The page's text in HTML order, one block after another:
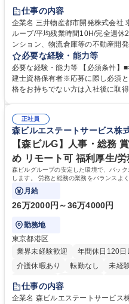
在宅OK
賞与あり
駅近5分以内
土日祝休み 寮
仕事の内容
企業名 三井物産都市開発株式会社 求人名 【営業事務】業務職/三井物産グ
ループ/平均残業時間10H/完全週休2日 仕事の内容 オフィスビル、
ンション、物流倉庫等の不動産開
貸運営、売却、仲介・活用提案等
いただきます。 【詳細】・契約書管理、契約書製本、捺印対応、ファイリ
ング、登記簿取得、調書取得・支
求・支払データ登録、取引先マス
の他に担当頂く業務が発生する場合があります。 募
業務職/三井物産グループ/平均残業
必要な経験・能力等
必要な経験・能力等 【必須条件】
建士資格保有者※応募に際し必須
格をお持ちでない方は入社後に取
ション力がある方。 ・チャレンジ
方。多様な関係者と謙虚に信頼関
ール管理が出来る方。※将来的に
へのジョブローテーションの可能性があります。
院 大学 語学力： 資格：宅地建物取
正社員
森ビルエステートサービス株
【森ビルG】人事・総務
め リモート可 福利厚生/
森ビルグループの安定した環境で、バッ
します。 労務と総務の業務をバランスよ
にも挑戦できる、やりがいある環境です。
月給
26万2000円～36万4000円
勤務地
東京都港区
業界未経験歓迎
年間休日120日
介護休暇あり
転勤なし 未経
経験者歓迎
完全週休2日制
交通費支給 長
仕事の内容
企業名 森ビルエステートサービス株式会社 求人名 【森ビ